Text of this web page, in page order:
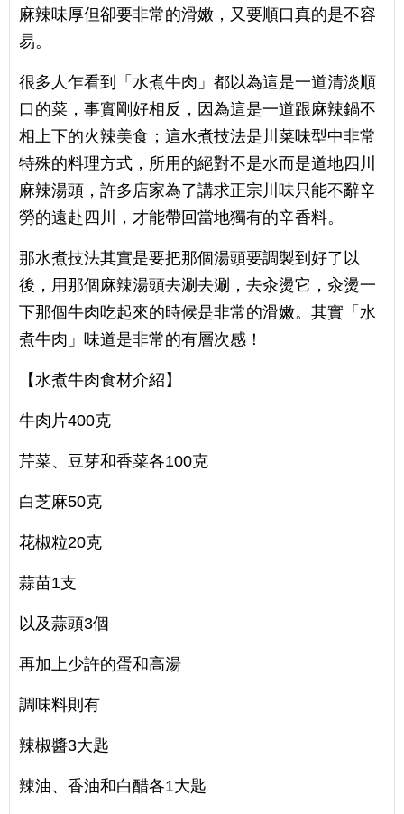
麻辣味厚但卻要非常的滑嫩，又要順口真的是不容
易。
很多人乍看到「水煮牛肉」都以為這是一道清淡順
口的菜，事實剛好相反，因為這是一道跟麻辣鍋不
相上下的火辣美食；這水煮技法是川菜味型中非常
特殊的料理方式，所用的絕對不是水而是道地四川
麻辣湯頭，許多店家為了講求正宗川味只能不辭辛
勞的遠赴四川，才能帶回當地獨有的辛香料。
那水煮技法其實是要把那個湯頭要調製到好了以
後，用那個麻辣湯頭去涮去涮，去汆燙它，汆燙一
下那個牛肉吃起來的時候是非常的滑嫩。其實「水
煮牛肉」味道是非常的有層次感！
【水煮牛肉食材介紹】
牛肉片400克
芹菜、豆芽和香菜各100克
白芝麻50克
花椒粒20克
蒜苗1支
以及蒜頭3個
再加上少許的蛋和高湯
調味料則有
辣椒醬3大匙
辣油、香油和白醋各1大匙